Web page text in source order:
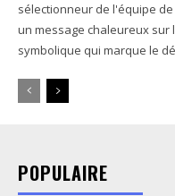
sélectionneur de l'équipe
un message chaleureux sur
symbolique qui marque le
POPULAIRE